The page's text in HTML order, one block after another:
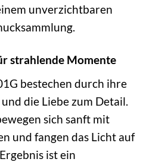
unverzichtbaren
strahlende Momente
bestechen durch ihre
die Liebe zum Detail.
sich sanft mit
und fangen das Licht auf
ist ein